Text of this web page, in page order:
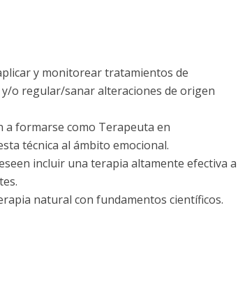
y monitorear tratamientos de
o regular/sanar alteraciones de origen
a formarse como Terapeuta en
técnica al ámbito emocional.
incluir una terapia altamente efectiva a
natural con fundamentos científicos.